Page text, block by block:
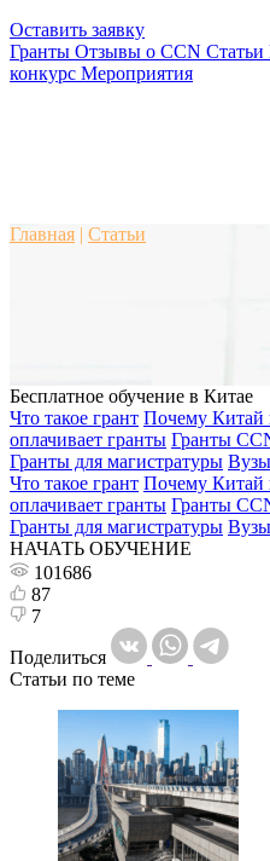
Оставить заявку
Гранты Отзывы о CCN Статьи
конкурс Мероприятия
Главная | Статьи
Бесплатное обучение в Китае
Что такое грант Почему Китай
оплачивает гранты Гранты
Гранты для магистратуры Вузы
Что такое грант Почему Китай
оплачивает гранты Гранты
Гранты для магистратуры Вузы
НАЧАТЬ ОБУЧЕНИЕ
101686
87
7
Поделиться
Статьи по теме